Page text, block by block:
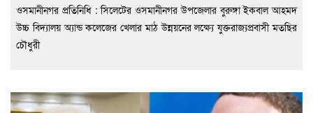
ওসমানীনগর প্রতিনিধি : সিলেটের ওসমানীনগর উপজেলার বুরুঙ্গা ইকবাল আহমদ
উচ্চ বিদ্যালয় অ্যান্ড কলেজের খেলার মাঠ উন্নয়নের লক্ষ্যে যুক্তরাজ্যপ্রবাসী মতছির
চৌধুরী